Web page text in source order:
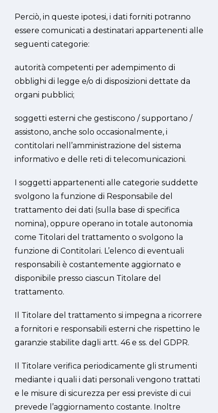
Perciò, in queste ipotesi, i dati forniti potranno
essere comunicati a destinatari appartenenti alle
seguenti categorie:
autorità competenti per adempimento di
obblighi di legge e/o di disposizioni dettate da
organi pubblici;
soggetti esterni che gestiscono / supportano /
assistono, anche solo occasionalmente, i
contitolari nell’amministrazione del sistema
informativo e delle reti di telecomunicazioni.
I soggetti appartenenti alle categorie suddette
svolgono la funzione di Responsabile del
trattamento dei dati (sulla base di specifica
nomina), oppure operano in totale autonomia
come Titolari del trattamento o svolgono la
funzione di Contitolari. L’elenco di eventuali
responsabili è costantemente aggiornato e
disponibile presso ciascun Titolare del
trattamento.
Il Titolare del trattamento si impegna a ricorrere
a fornitori e responsabili esterni che rispettino le
garanzie stabilite dagli artt. 46 e ss. del GDPR.
Il Titolare verifica periodicamente gli strumenti
mediante i quali i dati personali vengono trattati
e le misure di sicurezza per essi previste di cui
prevede l’aggiornamento costante. Inoltre